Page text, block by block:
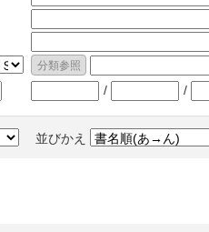
/ /
並びかえ